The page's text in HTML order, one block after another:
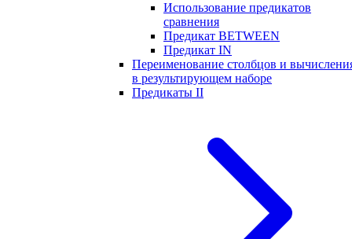
Использование предикатов
сравнения
Предикат BETWEEN
Предикат IN
Переименование столбцов и
в результирующем наборе
Предикаты II